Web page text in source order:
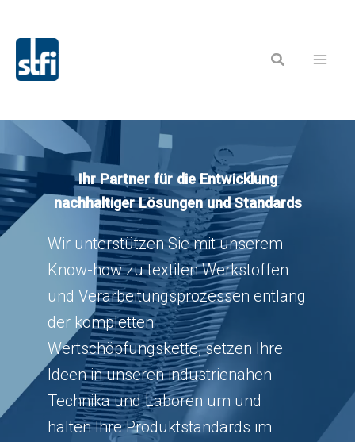
Inhalt
springen
Suchen
Ihr Partner für die Entwicklung
nachhaltiger Lösungen und Standards
Wir unterstützen Sie mit unserem
Know-how zu textilen Werkstoffen
und Verarbeitungsprozessen entlang
der kompletten
Wertschöpfungskette, setzen Ihre
Ideen in unseren industrienahen
Technika und Laboren um und
halten Ihre Produktstandards im